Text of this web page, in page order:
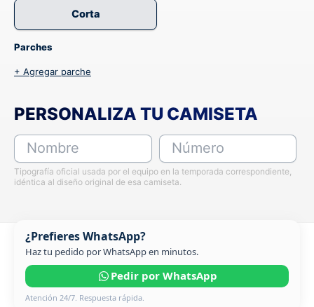
Corta
Parches
+ Agregar parche
PERSONALIZA TU CAMISETA
Nombre Número
Tipografía oficial usada por el equipo en la temporada correspondiente,
idéntica al diseño original de esa camiseta.
¿Prefieres WhatsApp?
Haz tu pedido por WhatsApp en minutos.
Pedir por WhatsApp
Atención 24/7. Respuesta rápida.